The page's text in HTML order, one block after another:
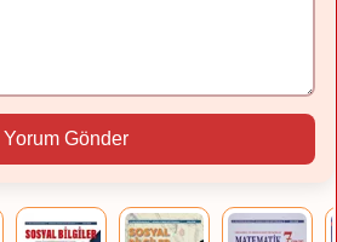
Yorum Gönder